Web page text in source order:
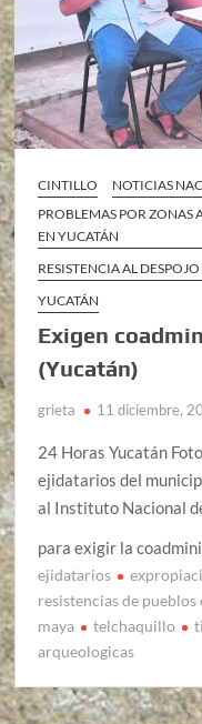
CINTILLO
NOTICIAS
PROBLEMAS POR ZONAS
EN YUCATÁN
RESISTENCIA AL
YUCATÁN
Exigen
(Yucatán)
grieta 11 diciembre,
24 Horas Yucatán
ejidatarios del
al Instituto Nacional
para exigir la
ejidatarios
resistencias de
maya
telchaquillo
arqueologicas